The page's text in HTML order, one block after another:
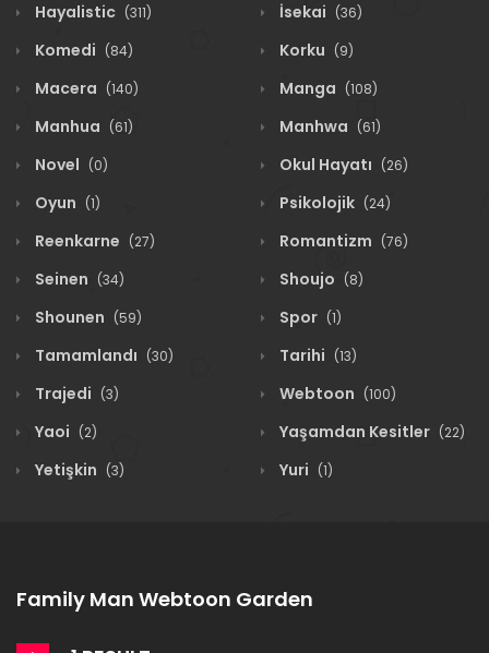
Hayalistic (311) İsekai (36)
Komedi (84) Korku (9)
Macera (140) Manga (108)
Manhua (61) Manhwa (61)
Novel (0) Okul Hayatı (26)
Oyun (1) Psikolojik (24)
Reenkarne (27) Romantizm (76)
Seinen (34) Shoujo (8)
Shounen (59) Spor (1)
Tamamlandı (30) Tarihi (13)
Trajedi (3) Webtoon (100)
Yaoi (2) Yaşamdan Kesitler (22)
Yetişkin (3) Yuri (1)
Family Man Webtoon Garden